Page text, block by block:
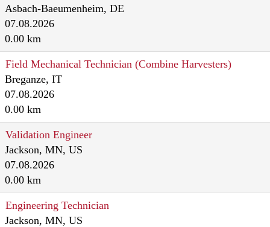
Asbach-Baeumenheim, DE
07.08.2026
0.00 km
Field Mechanical Technician (Combine Harvesters)
Breganze, IT
07.08.2026
0.00 km
Validation Engineer
Jackson, MN, US
07.08.2026
0.00 km
Engineering Technician
Jackson, MN, US